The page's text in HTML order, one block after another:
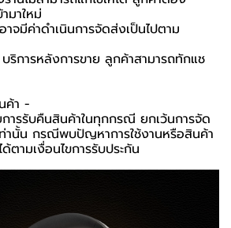
มาใหม่
มีค่าดำเนินการจัดส่งเป็นไปตาม
การหลังการขาย ลูกค้าสามารถทักแช
ค้า -️
การรับคืนสินค้าในทุกกรณี ยกเว้นการจัด
านั้น กรณีพบปัญหาการใช้งานหรือสินค้า
ตามเงื่อนไขการรับประกัน